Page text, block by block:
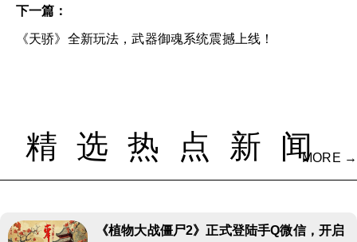
下一篇：
《天骄》全新玩法，武器御魂系统震撼上线！
精选热点新闻
MORE →
《植物大战僵尸2》正式登陆手Q微信，开启